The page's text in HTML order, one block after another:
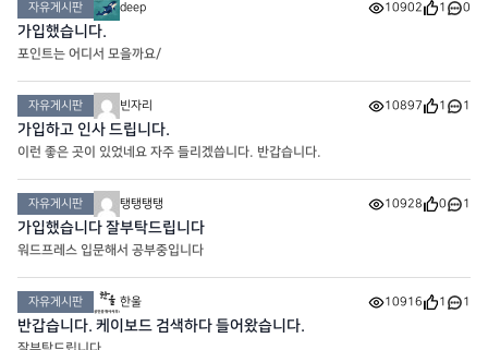
자유게시판 deep 10902 1 0
가입했습니다.
포인트는 어디서 모을까요/
자유게시판 빈자리 10897 1 1
가입하고 인사 드립니다.
이런 좋은 곳이 있었네요 자주 들리겠씁니다. 반갑습니다.
자유게시판 탱탱탱탱 10928 0 1
가입했습니다 잘부탁드립니다
워드프레스 입문해서 공부중입니다
자유게시판 한울 10916 1 1
반갑습니다. 케이보드 검색하다 들어왔습니다.